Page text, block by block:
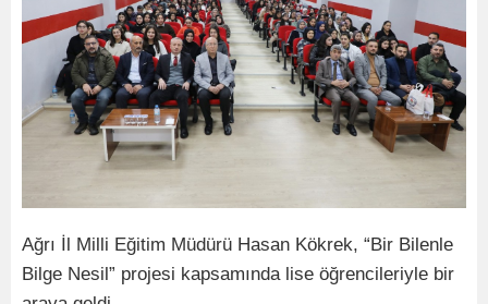
Ağrı İl Milli Eğitim Müdürü Hasan Kökrek, “Bir Bilenle
Bilge Nesil” projesi kapsamında lise öğrencileriyle bir